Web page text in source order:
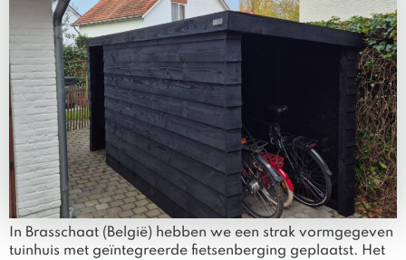
In Brasschaat (België) hebben we een strak vormgegeven
tuinhuis met geïntegreerde fietsenberging geplaatst. Het